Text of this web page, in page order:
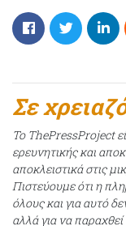
Σε
Το ThePressProject
ερευνητικής και
αποκλειστικά στις
Πιστεύουμε ότι η
όλους και για αυτό
αλλά για να